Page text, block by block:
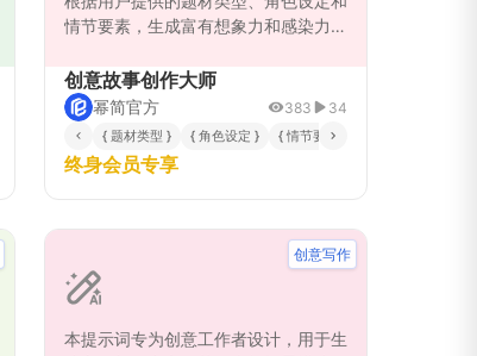
情节要素，生成富有想象力和感染力的
故事创作分解为世界观构建、角色塑
造、情节设计、场景描写和语言润色五
个关键步骤，确保故事结构的完整性和
内容的丰富性。特别适合小说创作者、
剧本写作者、内容创作者以及文学爱好
故事结构混乱、角色刻画单薄等常见创
作难题，帮助用户快速产出高质量的故
事草稿、完整大纲或具体场景描写。
创意故事创作大师
幂简官方 383 34
{ 题材类型 } { 角色设定 } { 情节要素 }
终身会员专享
本提示词专为创意工作者设计，用于生
创意写作